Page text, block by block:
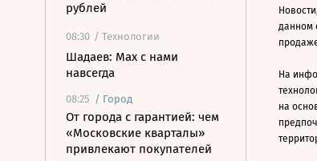
рублей
08:30 / Технологии
Шадаев: Max с нами
навсегда
08:25 / Город
От города с гарантией: чем
«Московские кварталы»
привлекают покупателей
данном
На
на